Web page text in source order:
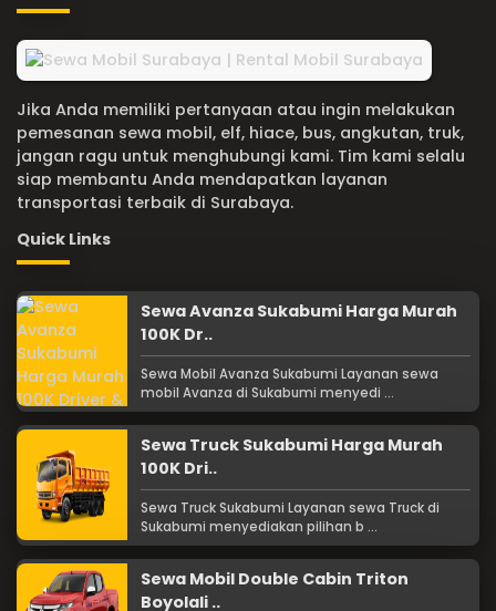
Jika Anda memiliki pertanyaan atau ingin melakukan
pemesanan sewa mobil, elf, hiace, bus, angkutan, truk,
jangan ragu untuk menghubungi kami. Tim kami selalu
siap membantu Anda mendapatkan layanan
transportasi terbaik di Surabaya.
Quick Links
Sewa Avanza Sukabumi Harga Murah
100K Dr..
Sewa Mobil Avanza Sukabumi Layanan sewa
mobil Avanza di Sukabumi menyedi ...
Sewa Truck Sukabumi Harga Murah
100K Dri..
Sewa Truck Sukabumi Layanan sewa Truck di
Sukabumi menyediakan pilihan b ...
Sewa Mobil Double Cabin Triton
Boyolali ..